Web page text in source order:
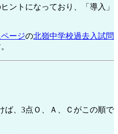
ントになっており、「導入」
ージの北嶺中学校過去入試問
ば、3点Ｏ、Ａ、Ｃがこの順で